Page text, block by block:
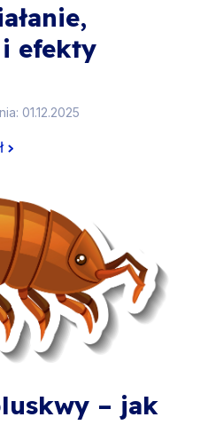
efekty
01.12.2025
– jak